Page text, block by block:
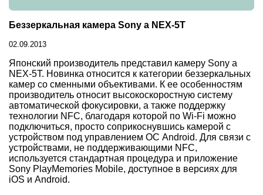
Беззеркальная камера Sony а NEX-5T
02.09.2013
Японский производитель представил камеру Sony а
NEX-5T. Новинка относится к категории беззеркальных
камер со сменными объективами. К ее особенностям
производитель относит высокоскоростную систему
автоматической фокусировки, а также поддержку
технологии NFC, благодаря которой по Wi-Fi можно
подключиться, просто соприкоснувшись камерой с
устройством под управлением ОС Android. Для связи с
устройствами, не поддерживающими NFC,
используется стандартная процедура и приложение
Sony PlayMemories Mobile, доступное в версиях для
iOS и Android.